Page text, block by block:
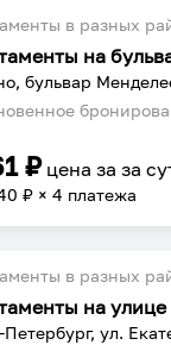
в разных
бульвар
₽ цена заза
₽ × 4 платежа
в разных
на
Петербург, ул.